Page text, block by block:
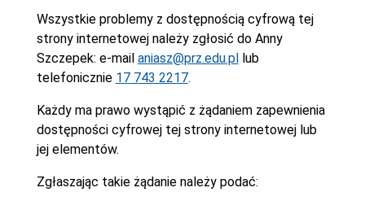
Wszystkie problemy z dostępnością cyfrową tej
strony internetowej należy zgłosić do Anny
Szczepek: e-mail aniasz@prz.edu.pllub
telefonicznie 17 743 2217.
Każdy ma prawo wystąpić z żądaniem zapewnienia
dostępności cyfrowej tej strony internetowej lub
jej elementów.
Zgłaszając takie żądanie należy podać: